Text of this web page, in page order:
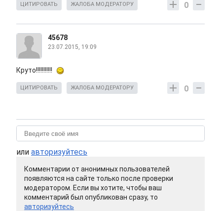
0
ЦИТИРОВАТЬ ЖАЛОБА МОДЕРАТОРУ
45678
23.07.2015, 19:09
Круто!!!!!!!!!!!
0
ЦИТИРОВАТЬ ЖАЛОБА МОДЕРАТОРУ
или авторизуйтесь
Комментарии от анонимных пользователей
появляются на сайте только после проверки
модератором. Если вы хотите, чтобы ваш
комментарий был опубликован сразу, то
авторизуйтесь